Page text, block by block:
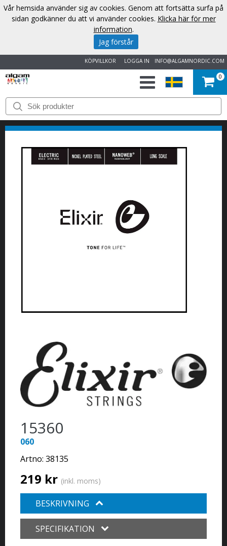
INFO@ALGAMNORDIC.COM
LOGGA IN
KÖPVILLKOR
START
VARUMÄRKEN
NYHETER
KONTAKT
0
15360
060
Artno: 38135
219 kr (inkl. moms)
BESKRIVNING
SPECIFIKATION
Vår hemsida använder sig av cookies. Genom att fortsätta surfa på
sidan godkänner du att vi använder cookies. Klicka här för mer
information.
Jag förstår